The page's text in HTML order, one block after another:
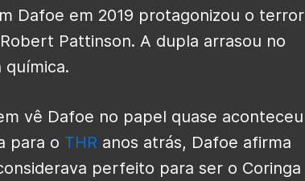
Dafoe em 2019 protagonizou o terror
Pattinson. A dupla arrasou no
vê Dafoe no papel quase aconteceu
para o THR anos atrás, Dafoe afirma
perfeito para ser o Coringa